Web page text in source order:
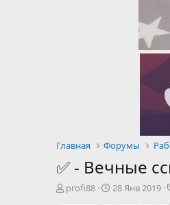
Главная Форумы
✅ - Вечные
А
profi88
Д
28 Янв 2019